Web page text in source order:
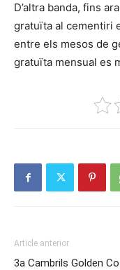
D’altra banda, fins
gratuïta al cementiri
entre els mesos de
gratuïta mensual es
Article anterior
3a Cambrils Golden